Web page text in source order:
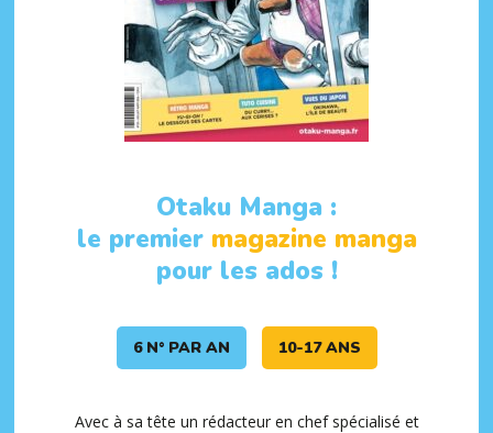
Otaku Manga :
le premier magazine manga
pour les ados !
6 N° PAR AN 10-17 ANS
Avec à sa tête un rédacteur en chef spécialisé et